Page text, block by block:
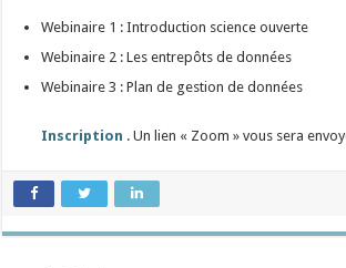
Webinaire 1 : Introduction science ouverte
Webinaire 2 : Les entrepôts de données
Webinaire 3 : Plan de gestion de données
Inscription . Un lien « Zoom » vous sera